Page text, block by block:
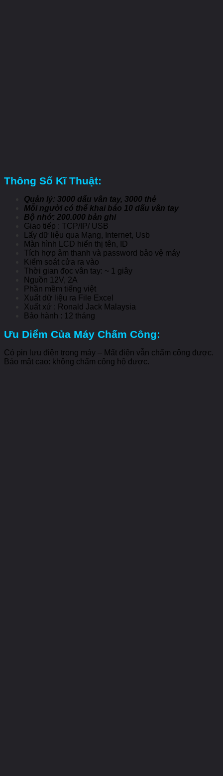
Thông Số Kĩ Thuật:
Quản lý: 3000 dấu vân tay, 3000 thẻ
Mỗi người có thể khai báo 10 dấu vân tay
Bộ nhớ: 200.000 bản ghi
Giao tiếp : TCP/IP/ USB
Lấy dữ liệu qua Mạng, Internet, Usb
Màn hình LCD hiển thị tên, ID
Tích hợp âm thanh và password bảo vệ máy
Kiểm soát cửa ra vào
Thời gian đọc vân tay: ~ 1 giây
Nguồn 12V, 2A
Phần mềm tiếng việt
Xuất dữ liệu ra File Excel
Xuất xứ : Ronald Jack Malaysia
Bảo hành : 12 tháng
Ưu Diểm Của Máy Chấm Công:
Có pin lưu điện trong máy – Mất điện vẫn chấm công được.
Bảo mật cao: không chấm công hộ được.